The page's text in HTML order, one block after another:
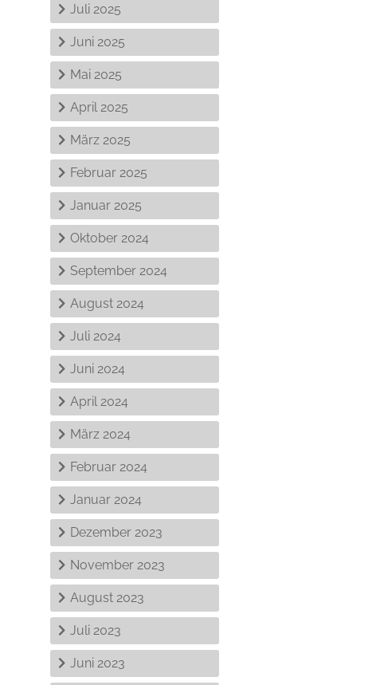
Juli 2025
Juni 2025
Mai 2025
April 2025
März 2025
Februar 2025
Januar 2025
Oktober 2024
September 2024
August 2024
Juli 2024
Juni 2024
April 2024
März 2024
Februar 2024
Januar 2024
Dezember 2023
November 2023
August 2023
Juli 2023
Juni 2023